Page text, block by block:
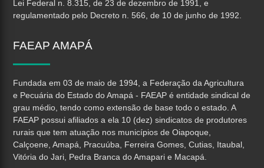
Lei Federal n. 8.315, de 23 de dezembro de 1991, e
regulamentado pelo Decreto n. 566, de 10 de junho de 1992.
FAEAP AMAPÁ
Fundada em 03 de maio de 1994, a Federação da Agricultura
e Pecuária do Estado do Amapá - FAEAP é entidade sindical de
grau médio, tendo como extensão de base todo o estado. A
FAEAP possui afiliados a ela 10 (dez) sindicatos de produtores
rurais que tem atuação nos municípios de Oiapoque,
Calçoene, Amapá, Pracuúba, Ferreira Gomes, Cutias, Itaubal,
Vitória do Jari, Pedra Branca do Amapari e Macapá.